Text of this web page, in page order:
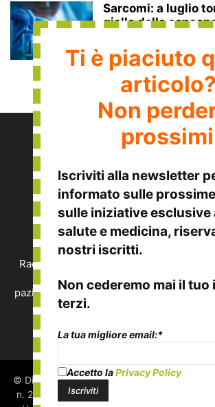
Sarcomi: a luglio
giallo della
CHI SIAMO
Raccontiamo le eccellenze italiane nella
salute e nel benessere, viste dalla
paziente. Vuoi segnalare un'eccellenza o
Contattaci:
© Di Salute, tutti i diritti riservati. Testata
n. 2507 presso il Tribunale di Padova.
Ti è piaciuto
articolo?
Non
Iscriviti alla newsletter
informato sulle
sulle iniziative esclusive
salute e medicina,
nostri iscritti.
Non cederemo mai il tuo
terzi.
La tua migliore email:*
Accetto laPrivacy Policy